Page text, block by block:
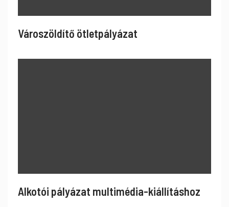
Városzöldítő ötletpályázat
Alkotói pályázat multimédia-kiállításhoz